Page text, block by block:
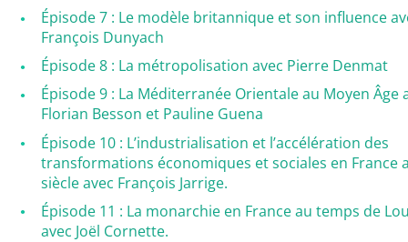
Épisode 7 : Le modèle britannique et son influence
François Dunyach
Épisode 8 : La métropolisation avec Pierre Denmat
Épisode 9 : La Méditerranée Orientale au Moyen Âge
Florian Besson et Pauline Guena
Épisode 10 : L’industrialisation et l’accélération des
transformations économiques et sociales en France
siècle avec François Jarrige.
Épisode 11 : La monarchie en France au temps de
avec Joël Cornette.